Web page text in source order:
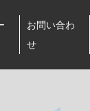
お問い合わ
せ